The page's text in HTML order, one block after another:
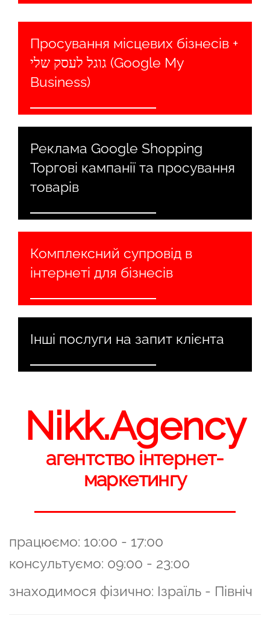
Просування місцевих бізнесів +
גוגל לעסק שלי (Google My
Business)
Реклама Google Shopping
Торгові кампанії та просування
товарів
Комплексний супровід в
інтернеті для бізнесів
Інші послуги на запит клієнта
Nikk.Agency
агентство інтернет-
маркетингу
працюємо: 10:00 - 17:00
консультуємо: 09:00 - 23:00
знаходимося фізично: Ізраїль - Північ